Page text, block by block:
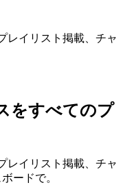
レイリスト掲載、チャ
をすべてのプ
レイリスト掲載、チャ
ードで。